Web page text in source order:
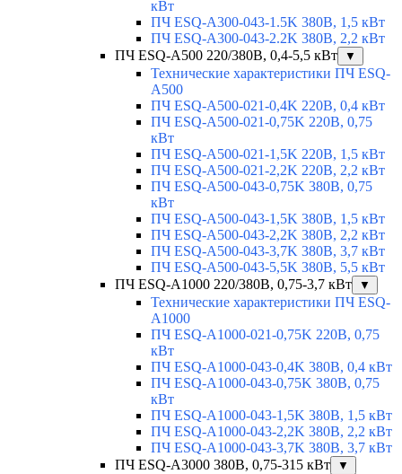
кВт
ПЧ ESQ-A300-043-1.5K 380В, 1,5 кВт
ПЧ ESQ-A300-043-2.2K 380В, 2,2 кВт
ПЧ ESQ-A500 220/380В, 0,4-5,5 кВт
▼
Технические характеристики ПЧ ESQ-
A500
ПЧ ESQ-A500-021-0,4K 220В, 0,4 кВт
ПЧ ESQ-A500-021-0,75K 220В, 0,75
кВт
ПЧ ESQ-A500-021-1,5K 220В, 1,5 кВт
ПЧ ESQ-A500-021-2,2K 220В, 2,2 кВт
ПЧ ESQ-A500-043-0,75K 380В, 0,75
кВт
ПЧ ESQ-A500-043-1,5K 380В, 1,5 кВт
ПЧ ESQ-A500-043-2,2K 380В, 2,2 кВт
ПЧ ESQ-A500-043-3,7K 380В, 3,7 кВт
ПЧ ESQ-A500-043-5,5K 380В, 5,5 кВт
ПЧ ESQ-A1000 220/380В, 0,75-3,7 кВт
▼
Технические характеристики ПЧ ESQ-
A1000
ПЧ ESQ-A1000-021-0,75K 220В, 0,75
кВт
ПЧ ESQ-A1000-043-0,4K 380В, 0,4 кВт
ПЧ ESQ-A1000-043-0,75K 380В, 0,75
кВт
ПЧ ESQ-A1000-043-1,5K 380В, 1,5 кВт
ПЧ ESQ-A1000-043-2,2K 380В, 2,2 кВт
ПЧ ESQ-A1000-043-3,7K 380В, 3,7 кВт
ПЧ ESQ-A3000 380В, 0,75-315 кВт
▼